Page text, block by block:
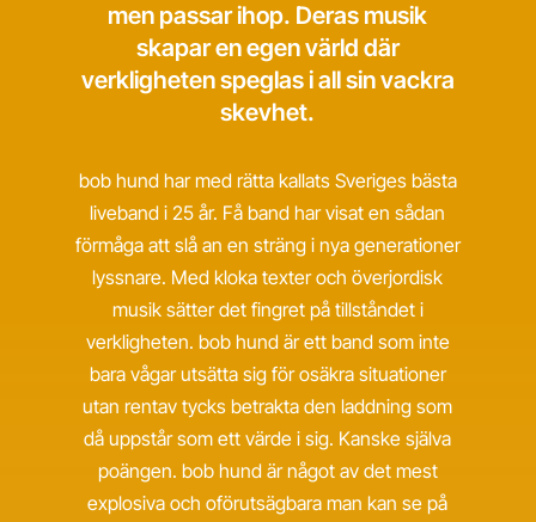
men passar ihop. Deras musik
skapar en egen värld där
verkligheten speglas i all sin vackra
skevhet.
bob hund har med rätta kallats Sveriges bästa
liveband i 25 år. Få band har visat en sådan
förmåga att slå an en sträng i nya generationer
lyssnare. Med kloka texter och överjordisk
musik sätter det fingret på tillståndet i
verkligheten. bob hund är ett band som inte
bara vågar utsätta sig för osäkra situationer
utan rentav tycks betrakta den laddning som
då uppstår som ett värde i sig. Kanske själva
poängen. bob hund är något av det mest
explosiva och oförutsägbara man kan se på